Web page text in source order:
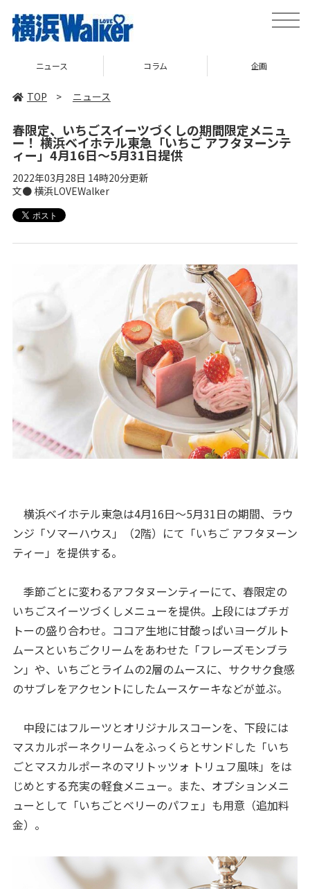
toggle
コラム 企画 TOP
TOP > ニュース
春限定、いちごスイーツづくしの期間限定メニュ
ー！ 横浜ベイホテル東急「いちご アフタヌーンテ
ィー」4月16日～5月31日提供
2022年03月28日 14時20分更新
文● 横浜LOVEWalker
横浜ベイホテル東急は4月16日～5月31日の期間、ラウ
ンジ「ソマーハウス」（2階）にて「いちご アフタヌーン
ティー」を提供する。
季節ごとに変わるアフタヌーンティーにて、春限定の
いちごスイーツづくしメニューを提供。上段にはプチガ
トーの盛り合わせ。ココア生地に甘酸っぱいヨーグルト
ムースといちごクリームをあわせた「フレーズモンブラ
ン」や、いちごとライムの2層のムースに、サクサク食感
のサブレをアクセントにしたムースケーキなどが並ぶ。
中段にはフルーツとオリジナルスコーンを、下段には
マスカルポーネクリームをふっくらとサンドした「いち
ごとマスカルポーネのマリトッツォ トリュフ風味」をは
じめとする充実の軽食メニュー。また、オプションメニ
ューとして「いちごとベリーのパフェ」も用意（追加料
金）。